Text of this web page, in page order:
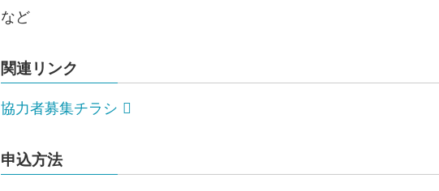
など
関連リンク
協力者募集チラシ
申込方法